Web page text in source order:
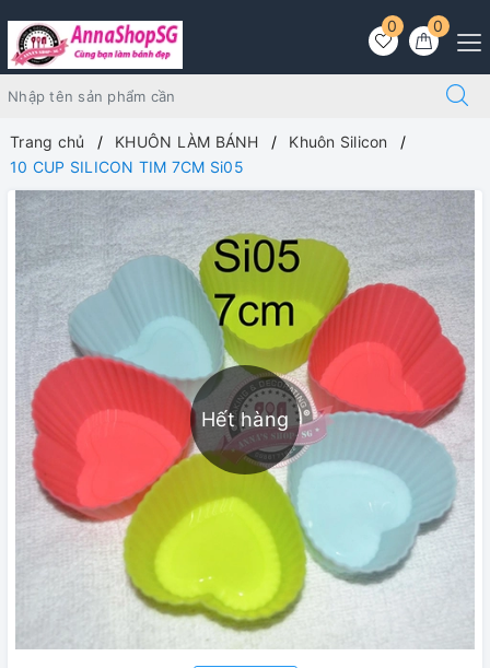
0
0
Trang chủ KHUÔN LÀM BÁNH
Khuôn Silicon
10 CUP SILICON TIM 7CM Si05
Hết hàng